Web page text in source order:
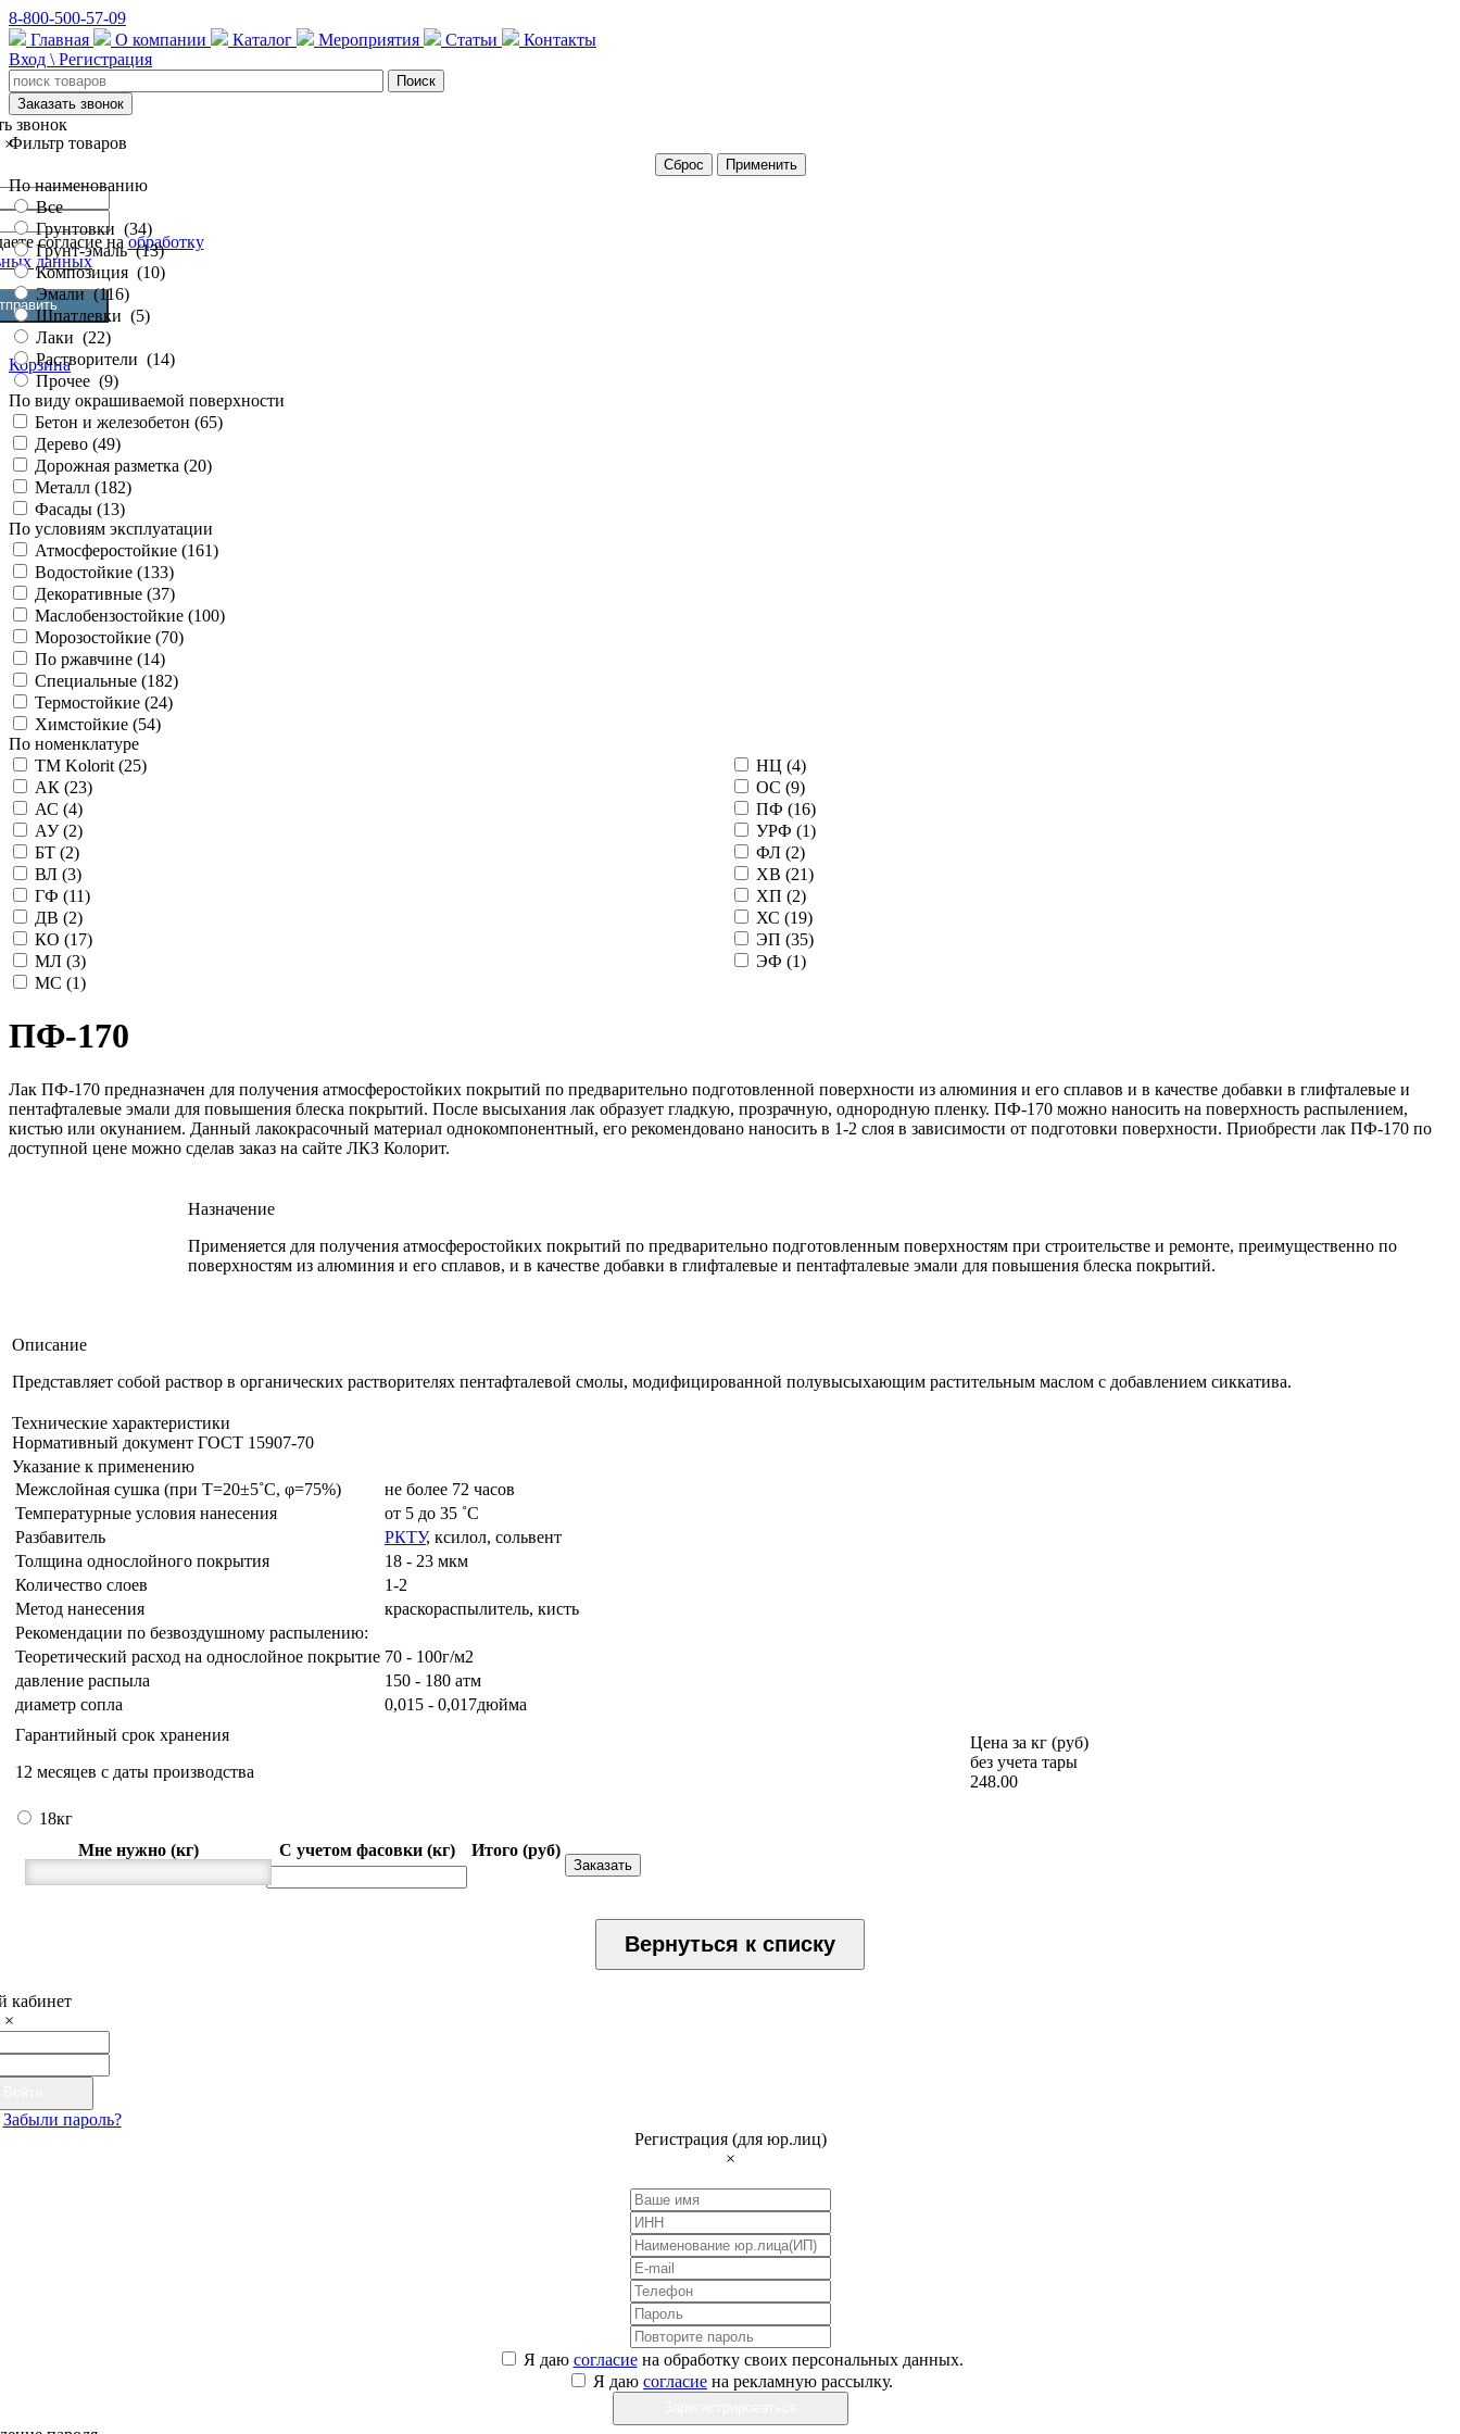
8-800-500-57-09
Главная
О компании Каталог Мероприятия Статьи
Контакты
Вход \ Регистрация
Заказать звонок
звонок
×
согласие наобработку
данных
Корзина
Фильтр товаров
Сброс Применить
По наименованию
Все
Грунтовки (34)
Грунт-эмаль(13)
Композиция (10)
Эмали(116)
Шпатлевки (5)
Лаки (22)
Растворители (14)
Прочее (9)
По виду окрашиваемой поверхности
Бетон и железобетон (65)
Дерево (49)
Дорожная разметка (20)
Металл (182)
Фасады (13)
По условиям эксплуатации
Атмосферостойкие (161)
Водостойкие (133)
Декоративные (37)
Маслобензостойкие (100)
Морозостойкие (70)
По ржавчине (14)
Специальные (182)
Термостойкие (24)
Химстойкие (54)
По номенклатуре
TM Kolorit (25)
АК (23)
АС (4)
АУ (2)
БТ (2)
ВЛ (3)
ГФ (11)
ДВ (2)
КО (17)
МЛ (3)
МС (1)
НЦ (4)
ОС (9)
ПФ (16)
УРФ (1)
ФЛ (2)
ХВ (21)
ХП (2)
ХС (19)
ЭП (35)
ЭФ (1)
ПФ-170
Лак ПФ-170 предназначен для получения атмосферостойких покрытий по предварительно подготовленной поверхности из алюминия и его сплавов и в качестве добавки в глифталевые и
пентафталевые эмали для повышения блеска покрытий. После высыхания лак образует гладкую, прозрачную, однородную пленку. ПФ-170 можно наносить на поверхность распылением,
кистью или окунанием. Данный лакокрасочный материал однокомпонентный, его рекомендовано наносить в 1-2 слоя в зависимости от подготовки поверхности. Приобрести лак ПФ-170 по
доступной цене можно сделав заказ на сайте ЛКЗ Колорит.
Назначение
Применяется для получения атмосферостойких покрытий по предварительно подготовленным поверхностям при строительстве и ремонте, преимущественно по
поверхностям из алюминия и его сплавов, и в качестве добавки в глифталевые и пентафталевые эмали для повышения блеска покрытий.
Описание
Представляет собой раствор в органических растворителях пентафталевой смолы, модифицированной полувысыхающим растительным маслом с добавлением сиккатива.
Технические характеристики
Нормативный документ ГОСТ 15907-70
Указание к применению
Межслойная сушка (при Т=20±5˚C, φ=75%)
не более 72 часов
Температурные условия нанесения
от 5 до 35 ˚C
Разбавитель
РКТУ, ксилол, сольвент
Толщина однослойного покрытия
18 - 23 мкм
Количество слоев
1-2
Метод нанесения
краскораспылитель, кисть
Рекомендации по безвоздушному распылению:
Теоретический расход на однослойное покрытие 70 - 100г/м2
давление распыла
150 - 180 атм
диаметр сопла
0,015 - 0,017дюйма
Гарантийный срок хранения
12 месяцев с даты производства
Цена за кг (руб)
без учета тары
248.00
18кг
Мне нужно (кг)
С учетом фасовки (кг) Итого (руб)
Заказать
Вернуться к списку
кабинет
×
Забыли пароль?
Регистрация (для юр.лиц)
×
Я даю согласиена обработку своих персональных данных.
Я даю согласие на рекламную рассылку.